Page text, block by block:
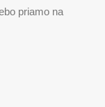
priamo na